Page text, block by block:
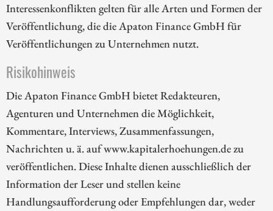
Interessenkonflikten gelten für alle Arten und Formen der
Veröffentlichung, die die Apaton Finance GmbH für
Veröffentlichungen zu Unternehmen nutzt.
Risikohinweis
Die Apaton Finance GmbH bietet Redakteuren,
Agenturen und Unternehmen die Möglichkeit,
Kommentare, Interviews, Zusammenfassungen,
Nachrichten u. ä. auf www.kapitalerhoehungen.de zu
veröffentlichen. Diese Inhalte dienen ausschließlich der
Information der Leser und stellen keine
Handlungsaufforderung oder Empfehlungen dar, weder